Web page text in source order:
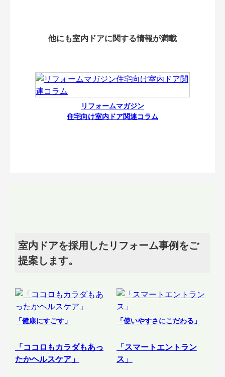
他にも室内ドアに関する情報が満載
リフォームマガジン
住宅向け室内ドア関連コラム
室内ドアを採用したリフォーム事例をご
提案します。
「健康にすごす」
「ココロもカラダもあっ
たかヘルスケア」
「使いやすさにこだわる」
「スマートエントラン
ス」